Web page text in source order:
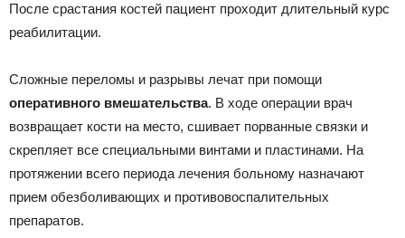
После срастания костей пациент проходит длительный курс
реабилитации.
Сложные переломы и разрывы лечат при помощи
оперативного вмешательства. В ходе операции врач
возвращает кости на место, сшивает порванные связки и
скрепляет все специальными винтами и пластинами. На
протяжении всего периода лечения больному назначают
прием обезболивающих и противовоспалительных
препаратов.